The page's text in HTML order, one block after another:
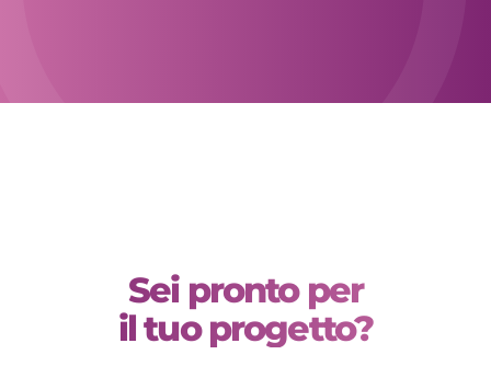
Come capire se la marketing
Sei pronto per
il tuo progetto?